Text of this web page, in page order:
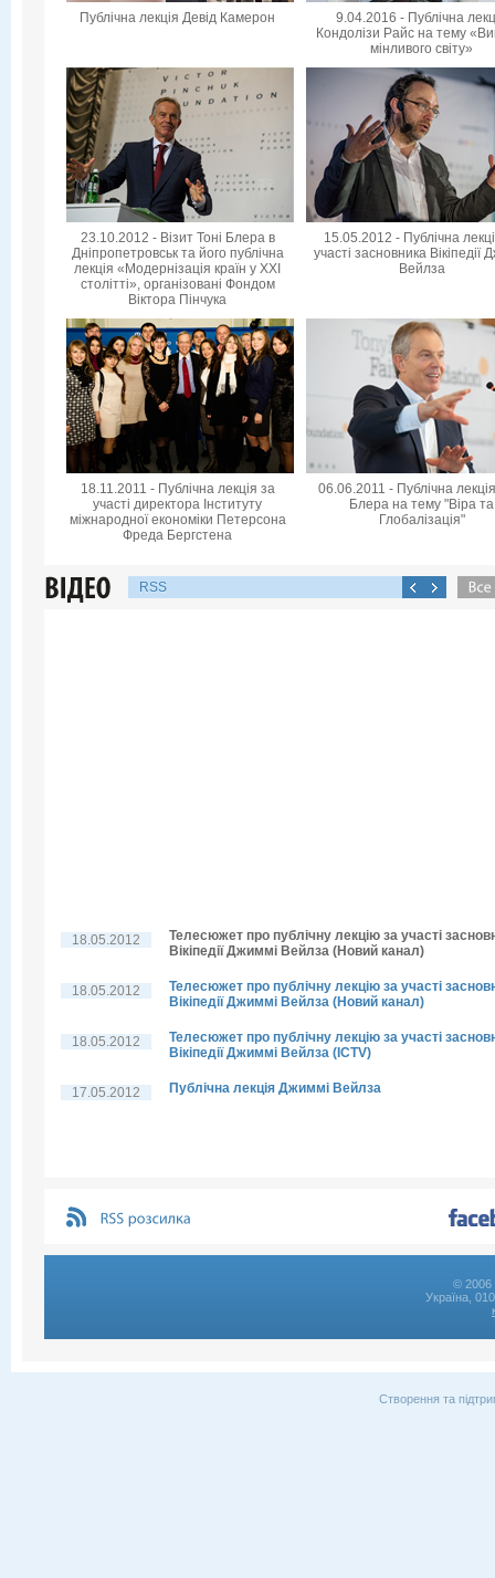
Публічна лекція Девід Камерон
9.04.2016 - Публічна
Кондолізи Райс на тему
мінливого світу»
23.10.2012 - Візит Тоні Блера в
Дніпропетровськ та його публічна
лекція «Модернізація країн у XXI
столітті», організовані Фондом
Віктора Пінчука
15.05.2012 - Публічна
участі засновника Вікіпедії
Вейлза
18.11.2011 - Публічна лекція за
участі директора Інституту
міжнародної економіки Петерсона
Фреда Бергстена
06.06.2011 - Публічна
Блера на тему "Віра та
Глобалізація"
RSS
18.05.2012
Телесюжет про публічну лекцію за участі
Вікіпедії Джиммі Вейлза (Новий канал)
18.05.2012
Телесюжет про публічну лекцію за участі
Вікіпедії Джиммі Вейлза (Новий канал)
18.05.2012
Телесюжет про публічну лекцію за участі
Вікіпедії Джиммі Вейлза (ICTV)
17.05.2012 Публічна лекція Джиммі Вейлза
© 2006
Україна,
Створення та